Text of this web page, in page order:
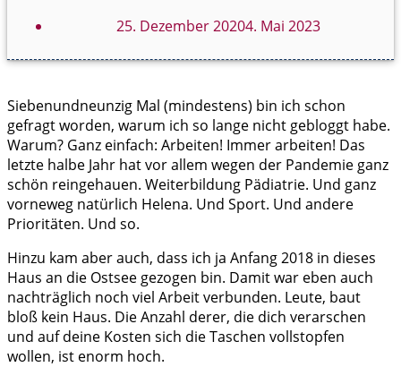
25. Dezember 20204. Mai 2023
Siebenundneunzig Mal (mindestens) bin ich schon
gefragt worden, warum ich so lange nicht gebloggt habe.
Warum? Ganz einfach: Arbeiten! Immer arbeiten! Das
letzte halbe Jahr hat vor allem wegen der Pandemie ganz
schön reingehauen. Weiterbildung Pädiatrie. Und ganz
vorneweg natürlich Helena. Und Sport. Und andere
Prioritäten. Und so.
Hinzu kam aber auch, dass ich ja Anfang 2018 in dieses
Haus an die Ostsee gezogen bin. Damit war eben auch
nachträglich noch viel Arbeit verbunden. Leute, baut
bloß kein Haus. Die Anzahl derer, die dich verarschen
und auf deine Kosten sich die Taschen vollstopfen
wollen, ist enorm hoch.